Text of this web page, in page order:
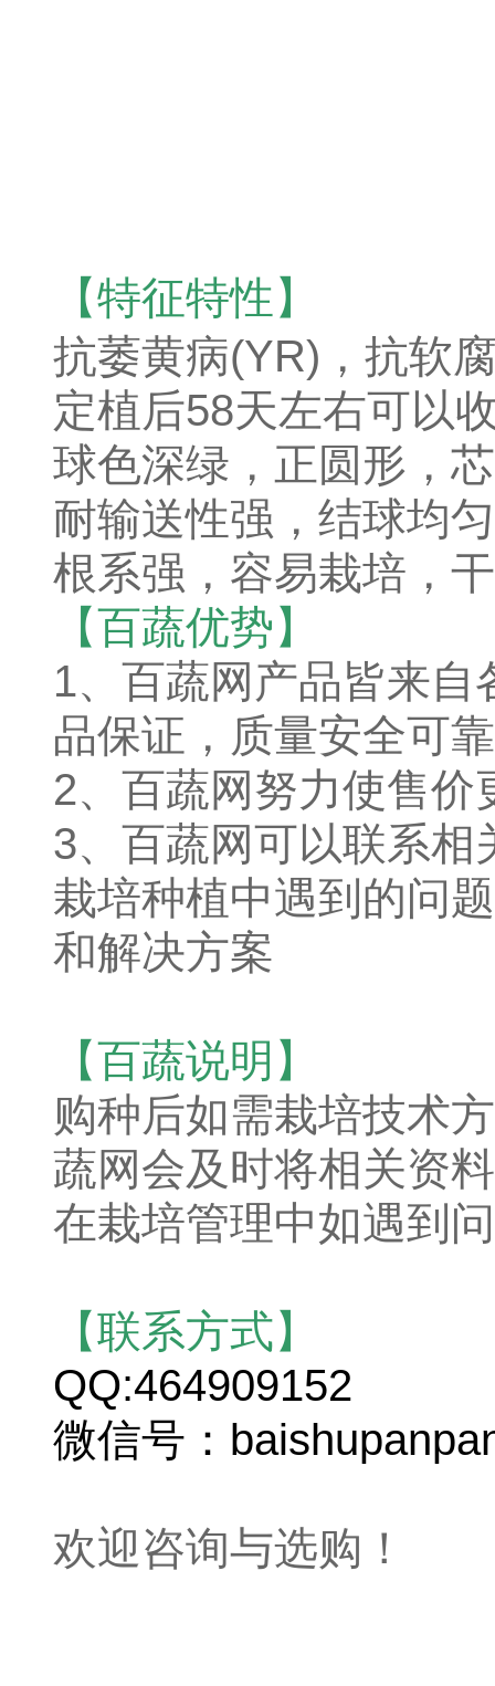
【特征特性】
抗萎黄病(YR)，抗软
定植后58天左右可以
球色深绿，正圆形，
耐输送性强，结球均
根系强，容易栽培，
【百蔬优势】
1、 百蔬网产品皆来自
品保证，质量安全可靠
2、百蔬网努力使售
3、百蔬网可以联系
栽培种植中遇到的问
和解决方案
【百蔬说明】
购种后如需栽培技术
蔬网会及时将相关资
在栽培管理中如遇到
【联系方式】
QQ:464909152
微信号：
欢迎咨询与选购！